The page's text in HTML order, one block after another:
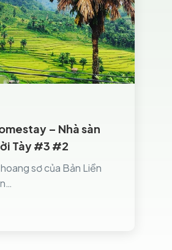
– Nhà sàn
Tày #3 #2
sơ của Bản Liền